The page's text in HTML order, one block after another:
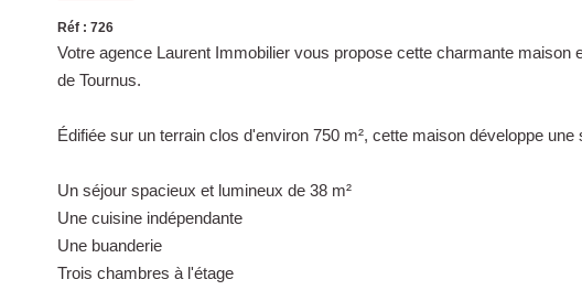
Réf : 726
Votre agence Laurent Immobilier vous propose cette charmante maison
de Tournus.
Édifiée sur un terrain clos d'environ 750 m², cette maison développe
Un séjour spacieux et lumineux de 38 m²
Une cuisine indépendante
Une buanderie
Trois chambres à l'étage